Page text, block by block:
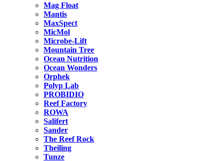
Mag Float
Mantis
MaxSpect
MicMol
Microbe-Lift
Mountain Tree
Ocean Nutrition
Ocean Wonders
Orphek
Polyp Lab
PROBIDIO
Reef Factory
ROWA
Salifert
Sander
The Reef Rock
Theiling
Tunze